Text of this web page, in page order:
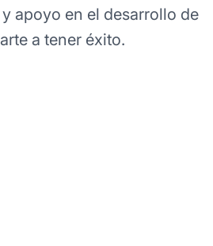
apoyo en el desarrollo de
a tener éxito.